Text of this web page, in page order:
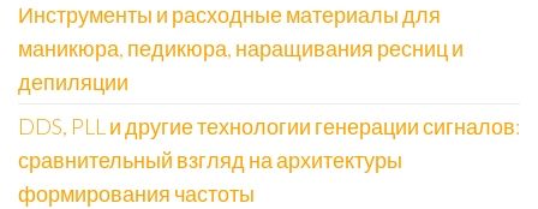
Инструменты и расходные материалы для
маникюра, педикюра, наращивания ресниц и
депиляции
DDS, PLL и другие технологии генерации сигналов:
сравнительный взгляд на архитектуры
формирования частоты